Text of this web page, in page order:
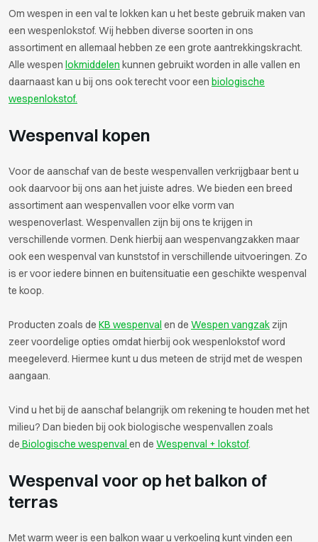
Om wespen in een val te lokken kan u het beste gebruik maken van
een wespenlokstof. Wij hebben diverse soorten in ons
assortiment en allemaal hebben ze een grote aantrekkingskracht.
Alle wespen lokmiddelen kunnen gebruikt worden in alle vallen en
daarnaast kan u bij ons ook terecht voor een biologische
wespenlokstof.
Wespenval kopen
Voor de aanschaf van de beste wespenvallen verkrijgbaar bent u
ook daarvoor bij ons aan het juiste adres. We bieden een breed
assortiment aan wespenvallen voor elke vorm van
wespenoverlast. Wespenvallen zijn bij ons te krijgen in
verschillende vormen. Denk hierbij aan wespenvangzakken maar
ook een wespenval van kunststof in verschillende uitvoeringen. Zo
is er voor iedere binnen en buitensituatie een geschikte wespenval
te koop.
Producten zoals de KB wespenval en de Wespen vangzak zijn
zeer voordelige opties omdat hierbij ook wespenlokstof word
meegeleverd. Hiermee kunt u dus meteen de strijd met de wespen
aangaan.
Vind u het bij de aanschaf belangrijk om rekening te houden met het
milieu? Dan bieden bij ook biologische wespenvallen zoals
de Biologische wespenval en de Wespenval + lokstof.
Wespenval voor op het balkon of
terras
Met warm weer is een balkon waar u verkoeling kunt vinden een